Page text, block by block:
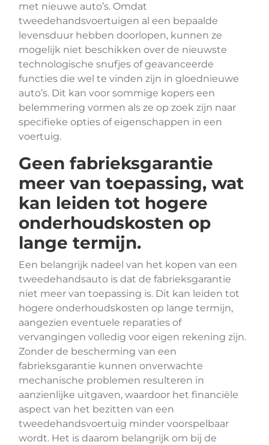
met nieuwe auto’s. Omdat
tweedehandsvoertuigen al een bepaalde
levensduur hebben doorlopen, kunnen ze
mogelijk niet beschikken over de nieuwste
technologische snufjes of geavanceerde
functies die wel te vinden zijn in gloednieuwe
auto’s. Dit kan voor sommige kopers een
belemmering vormen als ze op zoek zijn naar
specifieke opties of eigenschappen in een
voertuig.
Geen fabrieksgarantie
meer van toepassing, wat
kan leiden tot hogere
onderhoudskosten op
lange termijn.
Een belangrijk nadeel van het kopen van een
tweedehandsauto is dat de fabrieksgarantie
niet meer van toepassing is. Dit kan leiden tot
hogere onderhoudskosten op lange termijn,
aangezien eventuele reparaties of
vervangingen volledig voor eigen rekening zijn.
Zonder de bescherming van een
fabrieksgarantie kunnen onverwachte
mechanische problemen resulteren in
aanzienlijke uitgaven, waardoor het financiële
aspect van het bezitten van een
tweedehandsvoertuig minder voorspelbaar
wordt. Het is daarom belangrijk om bij de